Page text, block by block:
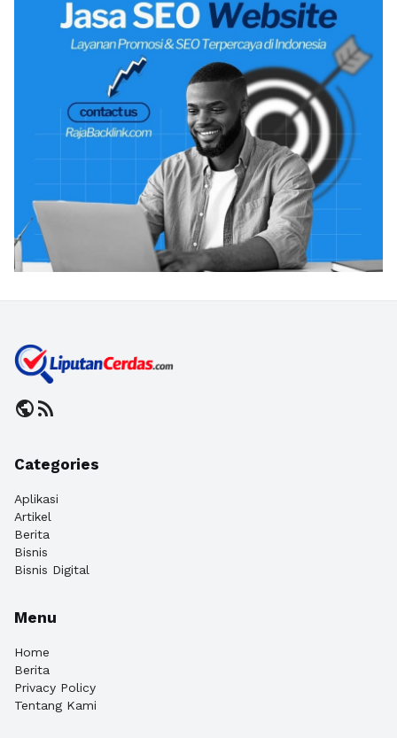
publicrss_feed
Categories
Aplikasi
Artikel
Berita
Bisnis
Bisnis Digital
Menu
Home
Berita
Privacy Policy
Tentang Kami